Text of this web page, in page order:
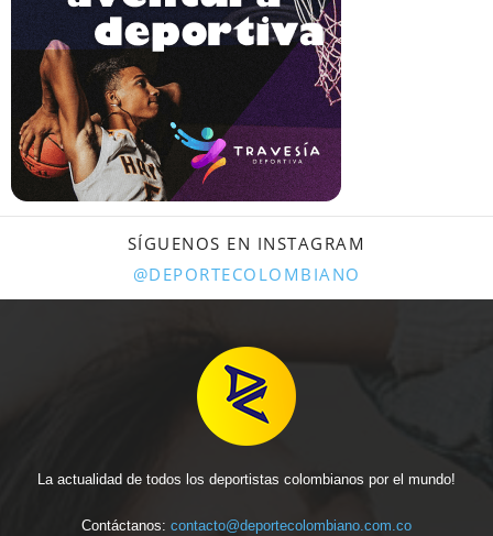
SÍGUENOS EN INSTAGRAM
@DEPORTECOLOMBIANO
La actualidad de todos los deportistas colombianos por el mundo!
Contáctanos: contacto@deportecolombiano.com.co